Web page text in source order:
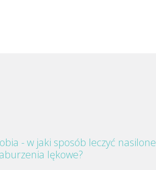
- w jaki sposób leczyć nasilone
lękowe?